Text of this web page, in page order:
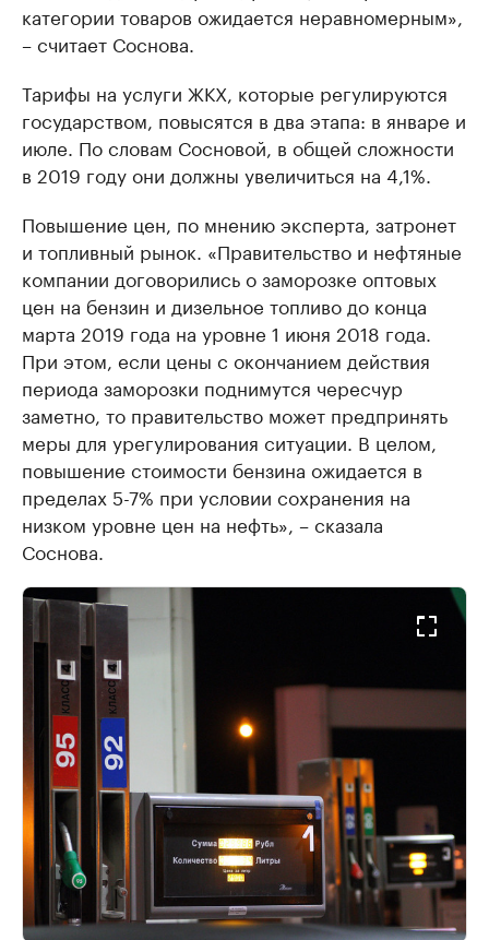
категории товаров ожидается неравномерным»,
– считает Соснова.
Тарифы на услуги ЖКХ, которые регулируются
государством, повысятся в два этапа: в январе и
июле. По словам Сосновой, в общей сложности
в 2019 году они должны увеличиться на 4,1%.
Повышение цен, по мнению эксперта, затронет
и топливный рынок. «Правительство и нефтяные
компании договорились о заморозке оптовых
цен на бензин и дизельное топливо до конца
марта 2019 года на уровне 1 июня 2018 года.
При этом, если цены с окончанием действия
периода заморозки поднимутся чересчур
заметно, то правительство может предпринять
меры для урегулирования ситуации. В целом,
повышение стоимости бензина ожидается в
пределах 5-7% при условии сохранения на
низком уровне цен на нефть», – сказала
Соснова.